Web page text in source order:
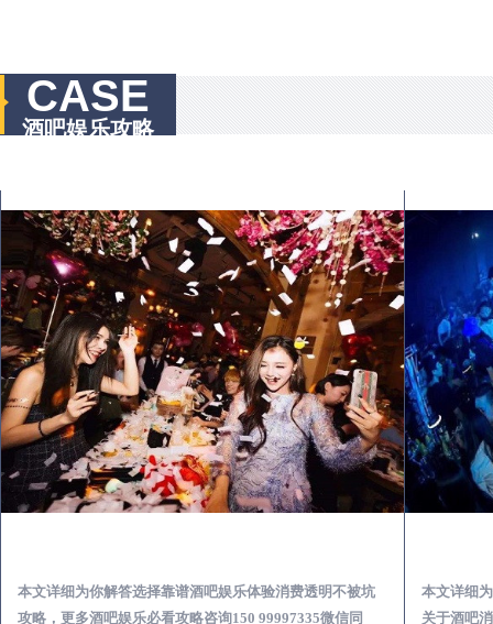
CASE
酒吧娱乐攻略
本文详细为你解答选择靠谱酒吧娱乐体验消费透明不被坑
攻略，更多酒吧娱乐必看攻略咨询150 99997335微信同
本文详细
关于酒吧